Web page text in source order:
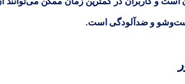
و ضدآلودگی است.